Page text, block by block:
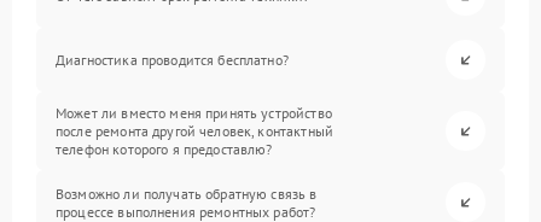
Диагностика проводится бесплатно?
Может ли вместо меня принять устройство
после ремонта другой человек, контактный
телефон которого я предоставлю?
Возможно ли получать обратную связь в
процессе выполнения ремонтных работ?